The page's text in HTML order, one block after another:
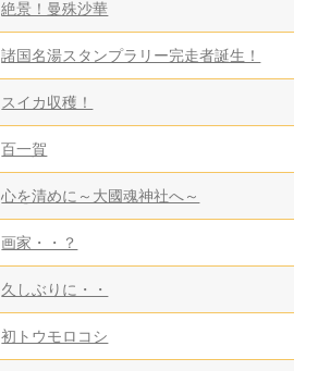
絶景！曼殊沙華
諸国名湯スタンプラリー完走者誕生！
スイカ収穫！
百一賀
心を清めに～大國魂神社へ～
画家・・？
久しぶりに・・
初トウモロコシ